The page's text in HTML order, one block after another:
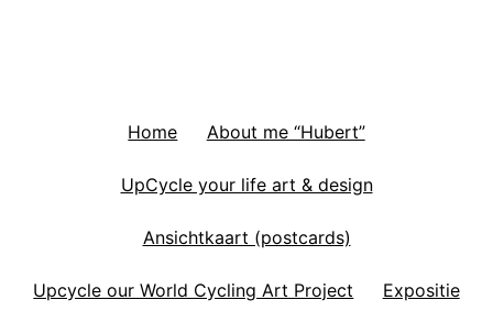
Home About me “Hubert”
UpCycle your life art & design
Ansichtkaart (postcards)
Upcycle our World Cycling Art Project Expositie